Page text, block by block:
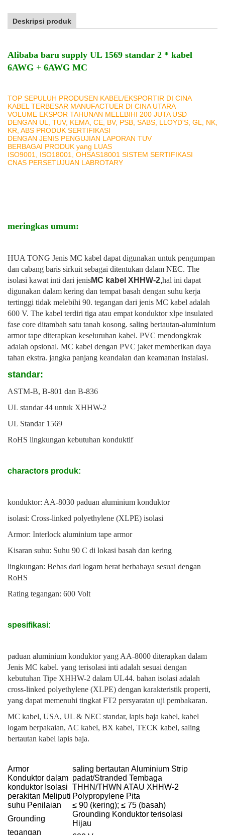
Deskripsi produk
Alibaba baru supply UL 1569 standar 2 * kabel
6AWG + 6AWG MC
TOP SEPULUH PRODUSEN KABEL/EKSPORTIR DI CINA
KABEL TERBESAR MANUFACTUER DI CINA UTARA
VOLUME EKSPOR TAHUNAN MELEBIHI 200 JUTA USD
DENGAN UL, TUV, KEMA, CE, BV, PSB, SABS, LLOYD'S, GL, NK,
KR, ABS PRODUK SERTIFIKASI
DENGAN JENIS PENGUJIAN LAPORAN TUV
BERBAGAI PRODUK yang LUAS
ISO9001, ISO18001, OHSAS18001 SISTEM SERTIFIKASI
CNAS PERSETUJUAN LABROTARY
meringkas umum:
HUA TONG Jenis MC kabel dapat digunakan untuk pengumpan
dan cabang baris sirkuit sebagai ditentukan dalam NEC. The
isolasi kawat inti dari jenisMC kabel XHHW-2,hal ini dapat
digunakan dalam kering dan tempat basah dengan suhu kerja
tertinggi tidak melebihi 90. tegangan dari jenis MC kabel adalah
600 V. The kabel terdiri tiga atau empat konduktor xlpe insulated
fase core ditambah satu tanah kosong. saling bertautan-aluminium
armor tape diterapkan keseluruhan kabel. PVC mendongkrak
adalah opsional. MC kabel dengan PVC jaket memberikan daya
tahan ekstra. jangka panjang keandalan dan keamanan instalasi.
standar:
ASTM-B, B-801 dan B-836
UL standar 44 untuk XHHW-2
UL Standar 1569
RoHS lingkungan kebutuhan konduktif
charactors produk:
konduktor: AA-8030 paduan aluminium konduktor
isolasi: Cross-linked polyethylene (XLPE) isolasi
Armor: Interlock aluminium tape armor
Kisaran suhu: Suhu 90 C di lokasi basah dan kering
lingkungan: Bebas dari logam berat berbahaya sesuai dengan
RoHS
Rating tegangan: 600 Volt
spesifikasi:
paduan aluminium konduktor yang AA-8000 diterapkan dalam
Jenis MC kabel. yang terisolasi inti adalah sesuai dengan
kebutuhan Tipe XHHW-2 dalam UL44. bahan isolasi adalah
cross-linked polyethylene (XLPE) dengan karakteristik properti,
yang dapat memenuhi tingkat FT2 persyaratan uji pembakaran.
MC kabel, USA, UL & NEC standar, lapis baja kabel, kabel
logam berpakaian, AC kabel, BX kabel, TECK kabel, saling
bertautan kabel lapis baja.
Armor
saling bertautan Aluminium Strip
Konduktor dalam padat/Stranded Tembaga
konduktor Isolasi THHN/THWN ATAU XHHW-2
perakitan Meliputi Polypropylene Pita
suhu Penilaian
≤ 90 (kering); ≤ 75 (basah)
Grounding
Grounding Konduktor terisolasi
Hijau
tegangan